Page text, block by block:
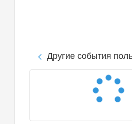
Другие события